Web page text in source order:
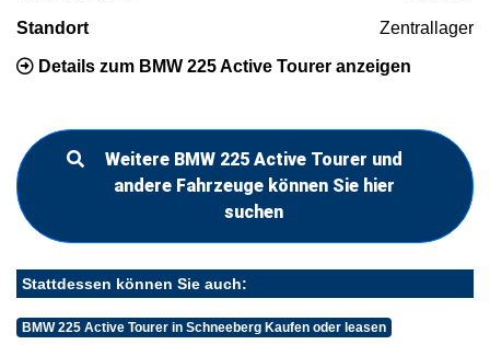
Standort Zentrallager
Details zum BMW 225 Active Tourer anzeigen
Weitere BMW 225 Active Tourer und
andere Fahrzeuge können Sie hier
suchen
Stattdessen können Sie auch:
BMW 225 Active Tourer in Schneeberg Kaufen oder leasen